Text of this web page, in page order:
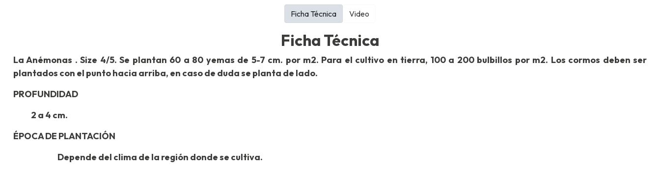
Ficha Técnica
La Anémonas . Size 4/5. Se plantan 60 a 80 yemas de 5-7 cm. por m2. Para el cultivo en tierra, 100 a 200 bulbillos por m2. Los cormos deben ser
plantados con el punto hacia arriba, en caso de duda se planta de lado.
PROFUNDIDAD
2 a 4 cm.
ÉPOCA DE PLANTACIÓN
Depende del clima de la región donde se cultiva.
Ficha Técnica Video